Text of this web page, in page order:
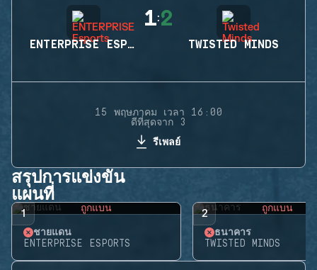
ENTERPRISE ESPORTS
1:2
TWISTED MINDS
15 พฤษภาคม เวลา 16:00
ดีที่สุดจาก 3
รีเพลย์
สรุปการแข่งขัน
แผนที่
1 ถูกแบน
ชายแดน
ENTERPRISE ESPORTS
2 ถูกแบน
ธนาคาร
TWISTED MINDS